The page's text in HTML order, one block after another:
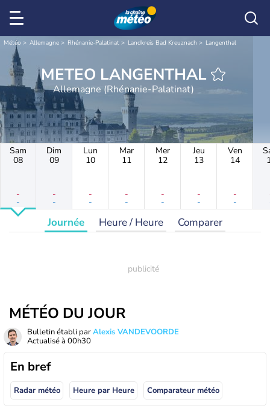
Météo Allemagne Rhénanie-Palatinat Landkreis Bad Kreuznach Langenthal
METEO LANGENTHAL
Allemagne (Rhénanie-Palatinat)
Sam
08
-
-
Dim
09
-
-
Lun
10
-
-
Mar
11
-
-
Mer
12
-
-
Jeu
13
-
-
Ven
14
-
-
Journée Heure / Heure Comparer
MÉTÉO DU JOUR
Bulletin établi parAlexis VANDEVOORDE
Actualisé à 00h30
En bref
Radar météo Heure par Heure Comparateur météo